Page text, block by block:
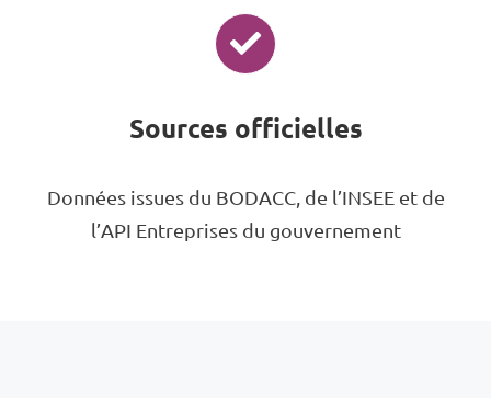
Sources officielles
Données issues du BODACC, de l’INSEE et de
l’API Entreprises du gouvernement